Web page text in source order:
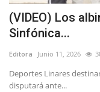
(VIDEO) Los
Sinfónica...
Editora Junio 11, 2026
Deportes Linares
disputará ante...